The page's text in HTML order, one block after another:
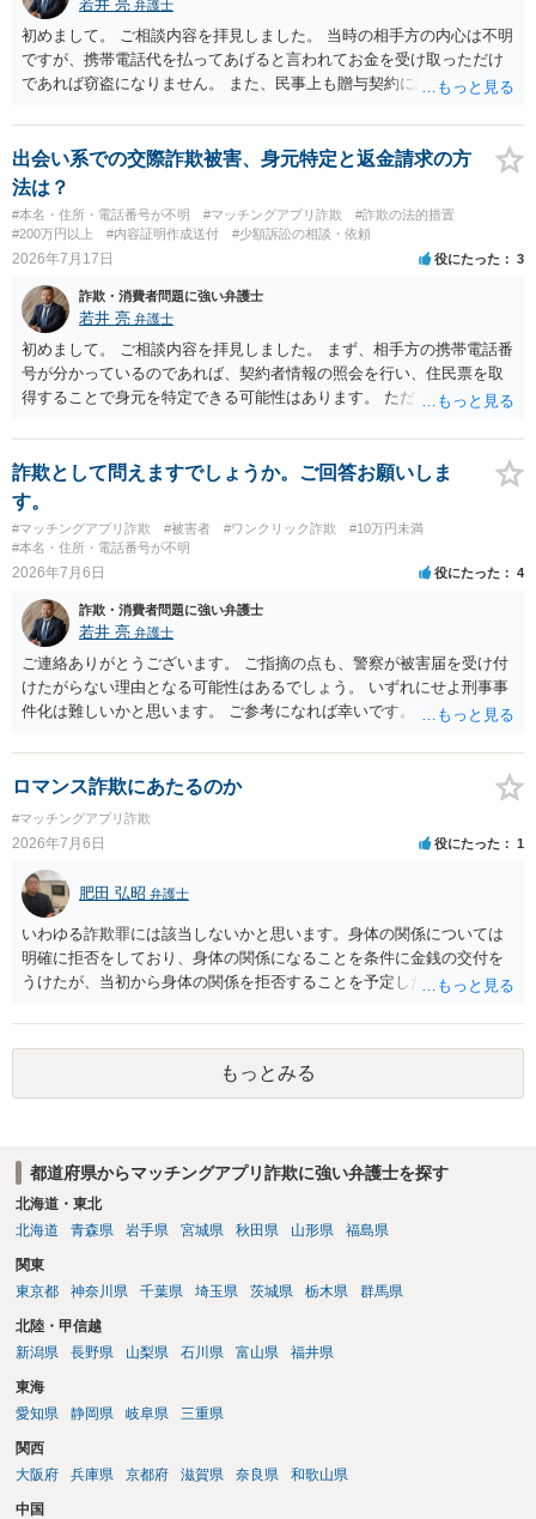
若井 亮 弁護士
初めまして。 ご相談内容を拝見しました。 当時の相手方の内心は不明
ですが、携帯電話代を払ってあげると言われてお金を受け取っただけ
であれば窃盗になりません。 また、民事上も贈与契約に該当すると思
ず、可能であればブロックをするようにしてください。 ご不安であれ
ば、最寄りの警察署に相談をしても良いかもしれません。 以上、ご参
考になれば幸いです。
出会い系での交際詐欺被害、身元特定と返金請求の方
法は？
#本名・住所・電話番号が不明 #マッチングアプリ詐欺
#詐欺の法的措置
#200万円以上
#内容証明作成送付 #少額訴訟の相談・依頼
2026年7月17日 役にたった 3
詐欺・消費者問題に強い弁護士
若井 亮 弁護士
初めまして。 ご相談内容を拝見しました。 まず、相手方の携帯電話番
号が分かっているのであれば、契約者情報の照会を行い、住民票を取
得することで身元を特定できる可能性はあります。 ただ、他人名義の
ろです。 LINEについても、詐欺の事案であれば照会できる可能性はあ
りますが、携帯電話の番号を経由する方法より難しくなります。 身元
を特定した後は、返金の理屈があるかどうかを確認していきます。 基
本的に贈与に該当する場合には返金請求ができません。 詐欺を含め、
当方に返金の理屈があるかどうかを確認していきます。 さらに、渡し
た金額について、裏付けがあるかどうかも精査します。 上記を経て、
からスタートすることになるでしょう。 ご理解のとおり、詐欺である
ことの立証は簡単ではありません。 刑事事件化が出来るのであれば、
返金交渉で有利になる可能性がありますが、民事上の詐欺の立証以上
に難しいところがあります。 こちらについては、一度、最寄りの警察
署に被害相談をするようにしてください。 具体的な見通しに関して
良いかと思います。
詐欺として問えますでしょうか。ご回答お願いしま
す。
#マッチングアプリ詐欺 #被害者 #ワンクリック詐欺
#10万円未満
#本名・住所・電話番号が不明
2026年7月6日 役にたった 4
詐欺・消費者問題に強い弁護士
若井 亮 弁護士
ご連絡ありがとうございます。 ご指摘の点も、警察が被害届を受け付
けたがらない理由となる可能性はあるでしょう。 いずれにせよ刑事事
件化は難しいかと思います。 ご参考になれば幸いです。
ロマンス詐欺にあたるのか
#マッチングアプリ詐欺
2026年7月6日 役にたった 1
肥田 弘昭 弁護士
いわゆる詐欺罪には該当しないかと思います。身体の関係については
明確に拒否をしており、身体の関係になることを条件に金銭の交付を
うけたが、当初から身体の関係を拒否することを予定した等相手を錯
欲しいこと身体の関係は拒否と嘘偽りなく相手に伝えた上で相手もそ
れを前提に金銭交付していますので、ロマンス詐欺には該当しないか
と思います。ご参考にしてください。
もっとみる
都道府県からマッチングアプリ詐欺に強い弁護士を探す
北海道・東北
北海道
青森県 岩手県 宮城県 秋田県 山形県 福島県
関東
東京都
神奈川県 千葉県 埼玉県 茨城県 栃木県 群馬県
北陸・甲信越
新潟県
長野県 山梨県 石川県 富山県 福井県
東海
愛知県
静岡県 岐阜県 三重県
関西
大阪府
兵庫県 京都府 滋賀県 奈良県 和歌山県
中国